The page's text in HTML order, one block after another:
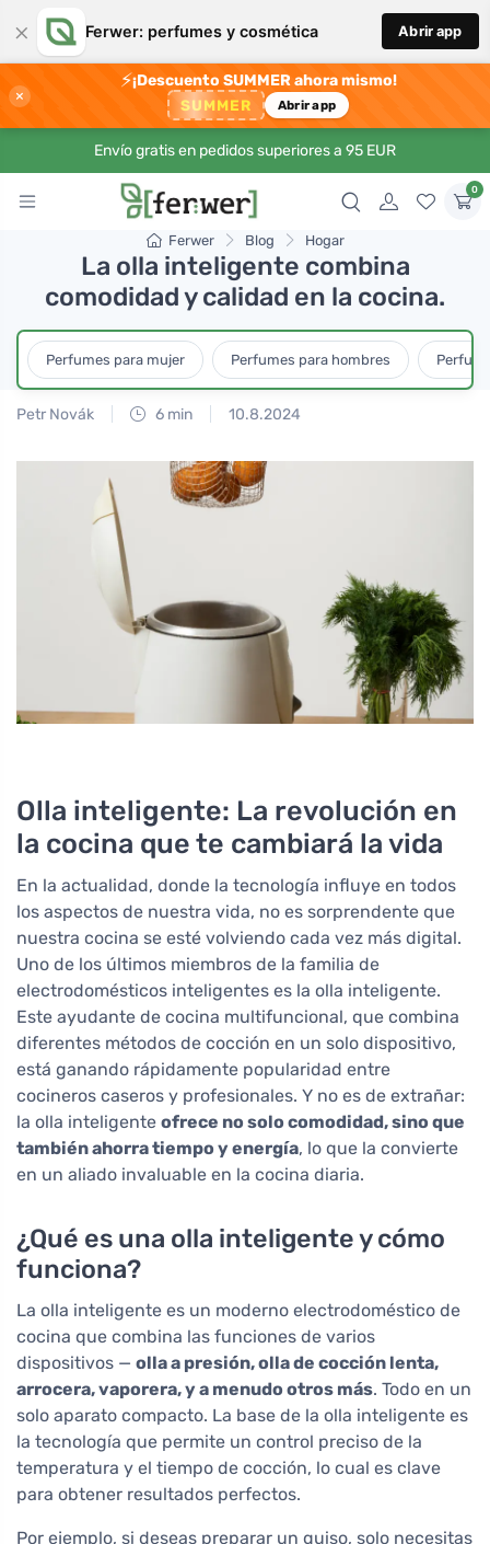
× Ferwer: perfumes y cosmética Abrir app
×
⚡¡Descuento SUMMER ahora mismo!
SUMMER Abrir app
Envío gratis en pedidos superiores a 95 EUR
0
Ferwer Blog Hogar
La olla inteligente combina
comodidad y calidad en la cocina.
Perfumes para mujer Perfumes para hombres
Petr Novák 6 min 10.8.2024
Olla inteligente: La revolución en
la cocina que te cambiará la vida
En la actualidad, donde la tecnología influye en todos
los aspectos de nuestra vida, no es sorprendente que
nuestra cocina se esté volviendo cada vez más digital.
Uno de los últimos miembros de la familia de
electrodomésticos inteligentes es la olla inteligente.
Este ayudante de cocina multifuncional, que combina
diferentes métodos de cocción en un solo dispositivo,
está ganando rápidamente popularidad entre
cocineros caseros y profesionales. Y no es de extrañar:
la olla inteligente ofrece no solo comodidad, sino que
también ahorra tiempo y energía, lo que la convierte
en un aliado invaluable en la cocina diaria.
¿Qué es una olla inteligente y cómo
funciona?
La olla inteligente es un moderno electrodoméstico de
cocina que combina las funciones de varios
dispositivos — olla a presión, olla de cocción lenta,
arrocera, vaporera, y a menudo otros más. Todo en un
solo aparato compacto. La base de la olla inteligente es
la tecnología que permite un control preciso de la
temperatura y el tiempo de cocción, lo cual es clave
para obtener resultados perfectos.
Por ejemplo, si deseas preparar un guiso, solo necesitas